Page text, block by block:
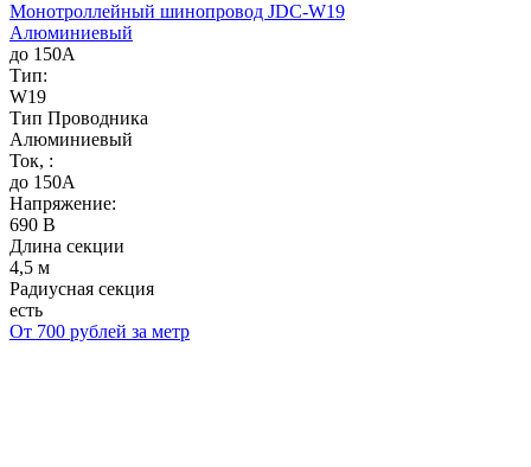
Монотроллейный шинопровод JDC-W19
Алюминиевый
до 150А
Тип:
W19
Тип Проводника
Алюминиевый
Ток, :
до 150А
Напряжение:
690 В
Длина секции
4,5 м
Радиусная секция
есть
От 700 рублей за метр